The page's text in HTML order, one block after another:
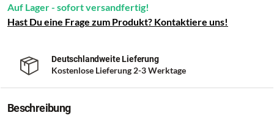
Auf Lager - sofort versandfertig!
Hast Du eine Frage zum Produkt? Kontaktiere uns!
Deutschlandweite Lieferung
Kostenlose Lieferung 2-3 Werktage
Beschreibung